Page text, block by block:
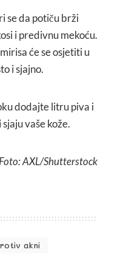
se da potiču brži
i predivnu mekoću.
će se osjetiti u
i sjajno.
dodajte litru piva i
vaše kože.
AXL/Shutterstock
akni